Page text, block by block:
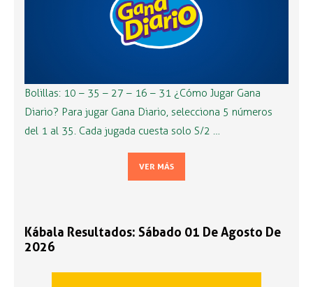
Bolillas: 10 – 35 – 27 – 16 – 31 ¿Cómo Jugar Gana
Diario? Para jugar Gana Diario, selecciona 5 números
del 1 al 35. Cada jugada cuesta solo S/2 …
VER MÁS
Kábala Resultados: Sábado 01 De Agosto De
2026